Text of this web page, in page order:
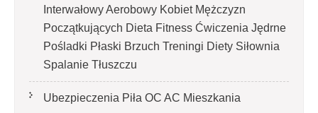
Interwałowy Aerobowy Kobiet Mężczyzn
Początkujących Dieta Fitness Ćwiczenia Jędrne
Pośladki Płaski Brzuch Treningi Diety Siłownia
Spalanie Tłuszczu
Ubezpieczenia Piła OC AC Mieszkania